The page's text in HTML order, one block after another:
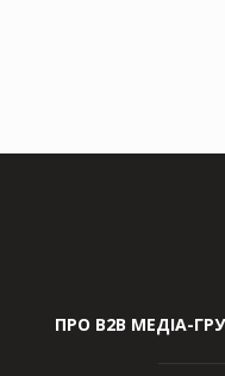
ПРО В2В МЕДІА-